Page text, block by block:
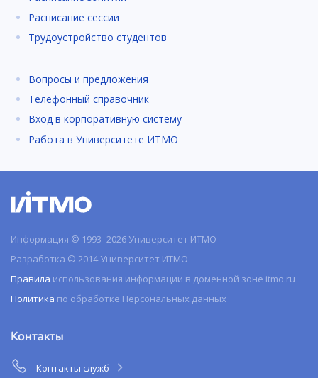
Расписание сессии
Трудоустройство студентов
Вопросы и предложения
Телефонный справочник
Вход в корпоративную систему
Работа в Университете ИТМО
Информация © 1993–2026 Университет ИТМО
Разработка © 2014 Университет ИТМО
Правила использования информации в доменной зоне itmo.ru
Политика по обработке Персональных данных
Контакты
Контакты служб